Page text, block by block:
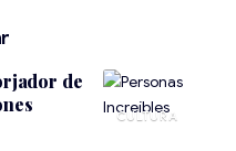
CULTURA
de